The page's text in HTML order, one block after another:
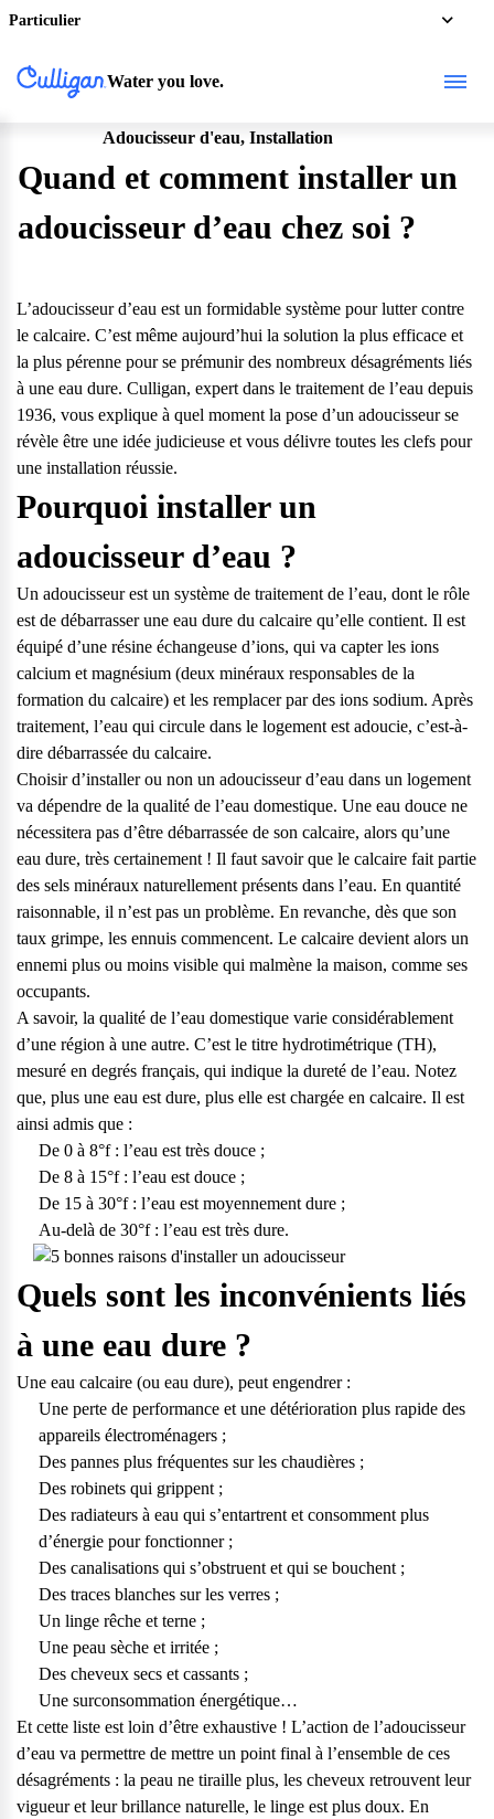
Particulier
Water you love.
Adoucisseur d'eau, Installation
Quand et comment installer un
adoucisseur d’eau chez soi ?
L’adoucisseur d’eau est un formidable système pour lutter contre
le calcaire. C’est même aujourd’hui la solution la plus efficace et
la plus pérenne pour se prémunir des nombreux désagréments liés
à une eau dure. Culligan, expert dans le traitement de l’eau depuis
1936, vous explique à quel moment la pose d’un adoucisseur se
révèle être une idée judicieuse et vous délivre toutes les clefs pour
une installation réussie.
Pourquoi installer un
adoucisseur d’eau ?
Un adoucisseur est un système de traitement de l’eau, dont le rôle
est de débarrasser une eau dure du calcaire qu’elle contient. Il est
équipé d’une résine échangeuse d’ions, qui va capter les ions
calcium et magnésium (deux minéraux responsables de la
formation du calcaire) et les remplacer par des ions sodium. Après
traitement, l’eau qui circule dans le logement est adoucie, c’est-à-
dire débarrassée du calcaire.
Choisir d’installer ou non un adoucisseur d’eau dans un logement
va dépendre de la qualité de l’eau domestique. Une eau douce ne
nécessitera pas d’être débarrassée de son calcaire, alors qu’une
eau dure, très certainement ! Il faut savoir que le calcaire fait partie
des sels minéraux naturellement présents dans l’eau. En quantité
raisonnable, il n’est pas un problème. En revanche, dès que son
taux grimpe, les ennuis commencent. Le calcaire devient alors un
ennemi plus ou moins visible qui malmène la maison, comme ses
occupants.
A savoir, la qualité de l’eau domestique varie considérablement
d’une région à une autre. C’est le titre hydrotimétrique (TH),
mesuré en degrés français, qui indique la dureté de l’eau. Notez
que, plus une eau est dure, plus elle est chargée en calcaire. Il est
ainsi admis que :
De 0 à 8°f : l’eau est très douce ;
De 8 à 15°f : l’eau est douce ;
De 15 à 30°f : l’eau est moyennement dure ;
Au-delà de 30°f : l’eau est très dure.
Quels sont les inconvénients liés
à une eau dure ?
Une eau calcaire (ou eau dure), peut engendrer :
Une perte de performance et une détérioration plus rapide des
appareils électroménagers ;
Des pannes plus fréquentes sur les chaudières ;
Des robinets qui grippent ;
Des radiateurs à eau qui s’entartrent et consomment plus
d’énergie pour fonctionner ;
Des canalisations qui s’obstruent et qui se bouchent ;
Des traces blanches sur les verres ;
Un linge rêche et terne ;
Une peau sèche et irritée ;
Des cheveux secs et cassants ;
Une surconsommation énergétique…
Et cette liste est loin d’être exhaustive ! L’action de l’adoucisseur
d’eau va permettre de mettre un point final à l’ensemble de ces
désagréments : la peau ne tiraille plus, les cheveux retrouvent leur
vigueur et leur brillance naturelle, le linge est plus doux. En
Questions fréquentes
Consultez notre page de FAQ pour trouver toutes les réponses à
vos questions.
Consulter notre FAQ
Service après-vente
Vous avez des demandes sur l’entretien, le suivi et le dépannage
de votre matériel ? Culligan est là pour vous
Contactez notre service client